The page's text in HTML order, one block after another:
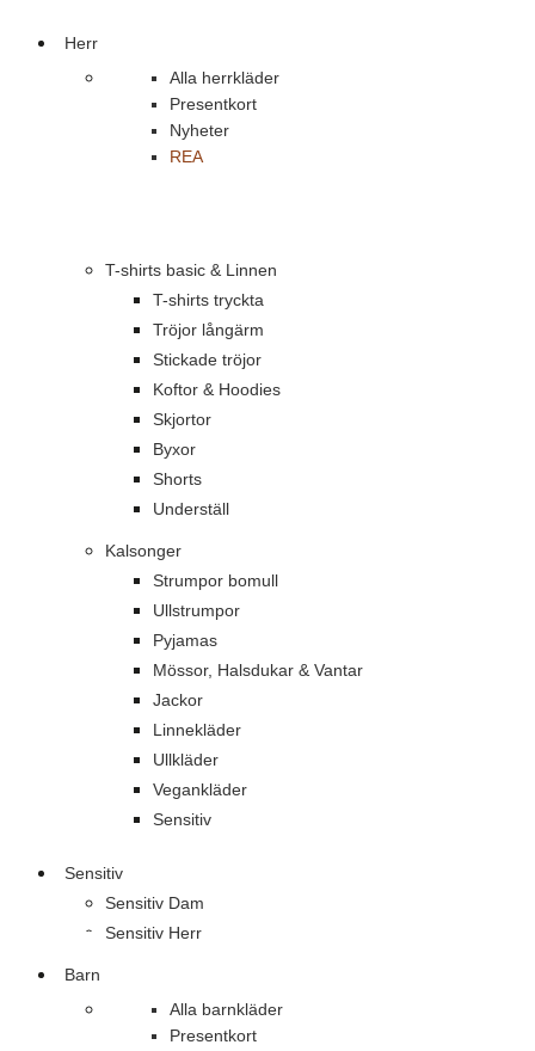
Herr
Alla herrkläder
Presentkort
Nyheter
REA
T-shirts basic & Linnen
T-shirts tryckta
Tröjor långärm
Stickade tröjor
Koftor & Hoodies
Skjortor
Byxor
Shorts
Underställ
Kalsonger
Strumpor bomull
Ullstrumpor
Pyjamas
Mössor, Halsdukar & Vantar
Jackor
Linnekläder
Ullkläder
Vegankläder
Sensitiv
Sensitiv
Sensitiv Dam
Sensitiv Herr
Barn
Alla barnkläder
Presentkort